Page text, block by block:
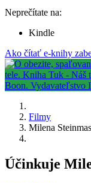
Neprečítate na:
Kindle
Ako čítať e-knihy
Filmy
Milena
Účinkuje